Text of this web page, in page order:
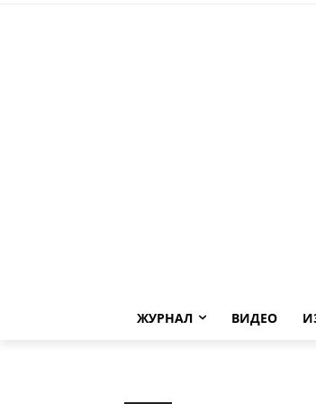
ЖУРНАЛ ВИДЕО